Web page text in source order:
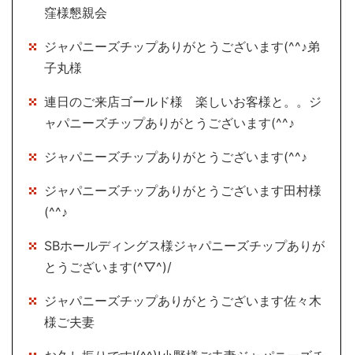
窪様懇親会
ジャパニーズチップありがとうございます(^^♪弟
子丸様
連日のご来店ゴールド様 楽しいお客様と。。ジ
ャパニーズチップありがとうございます(^^♪
ジャパニーズチップありがとうございます(^^♪
ジャパニーズチップありがとうございます田村様
(^^♪
SBホールディングス様ジャパニーズチップありが
とうございます(^▽^)/
ジャパニーズチップありがとうございます佐々木
様ご夫妻